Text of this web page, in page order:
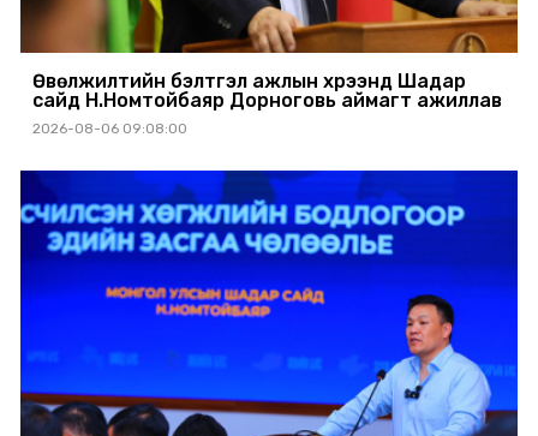
Өвөлжилтийн бэлтгэл ажлын хүрээнд Шадар
сайд Н.Номтойбаяр Дорноговь аймагт ажиллав
2026-08-06 09:08:00